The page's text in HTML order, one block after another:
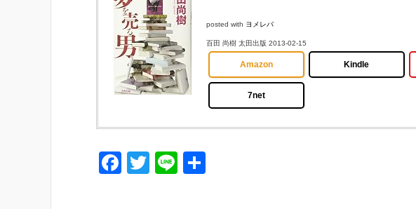
posted with ヨメレバ
百田 尚樹 太田出版 2013-02-15
Amazon Kindle
7net
F
T
Li